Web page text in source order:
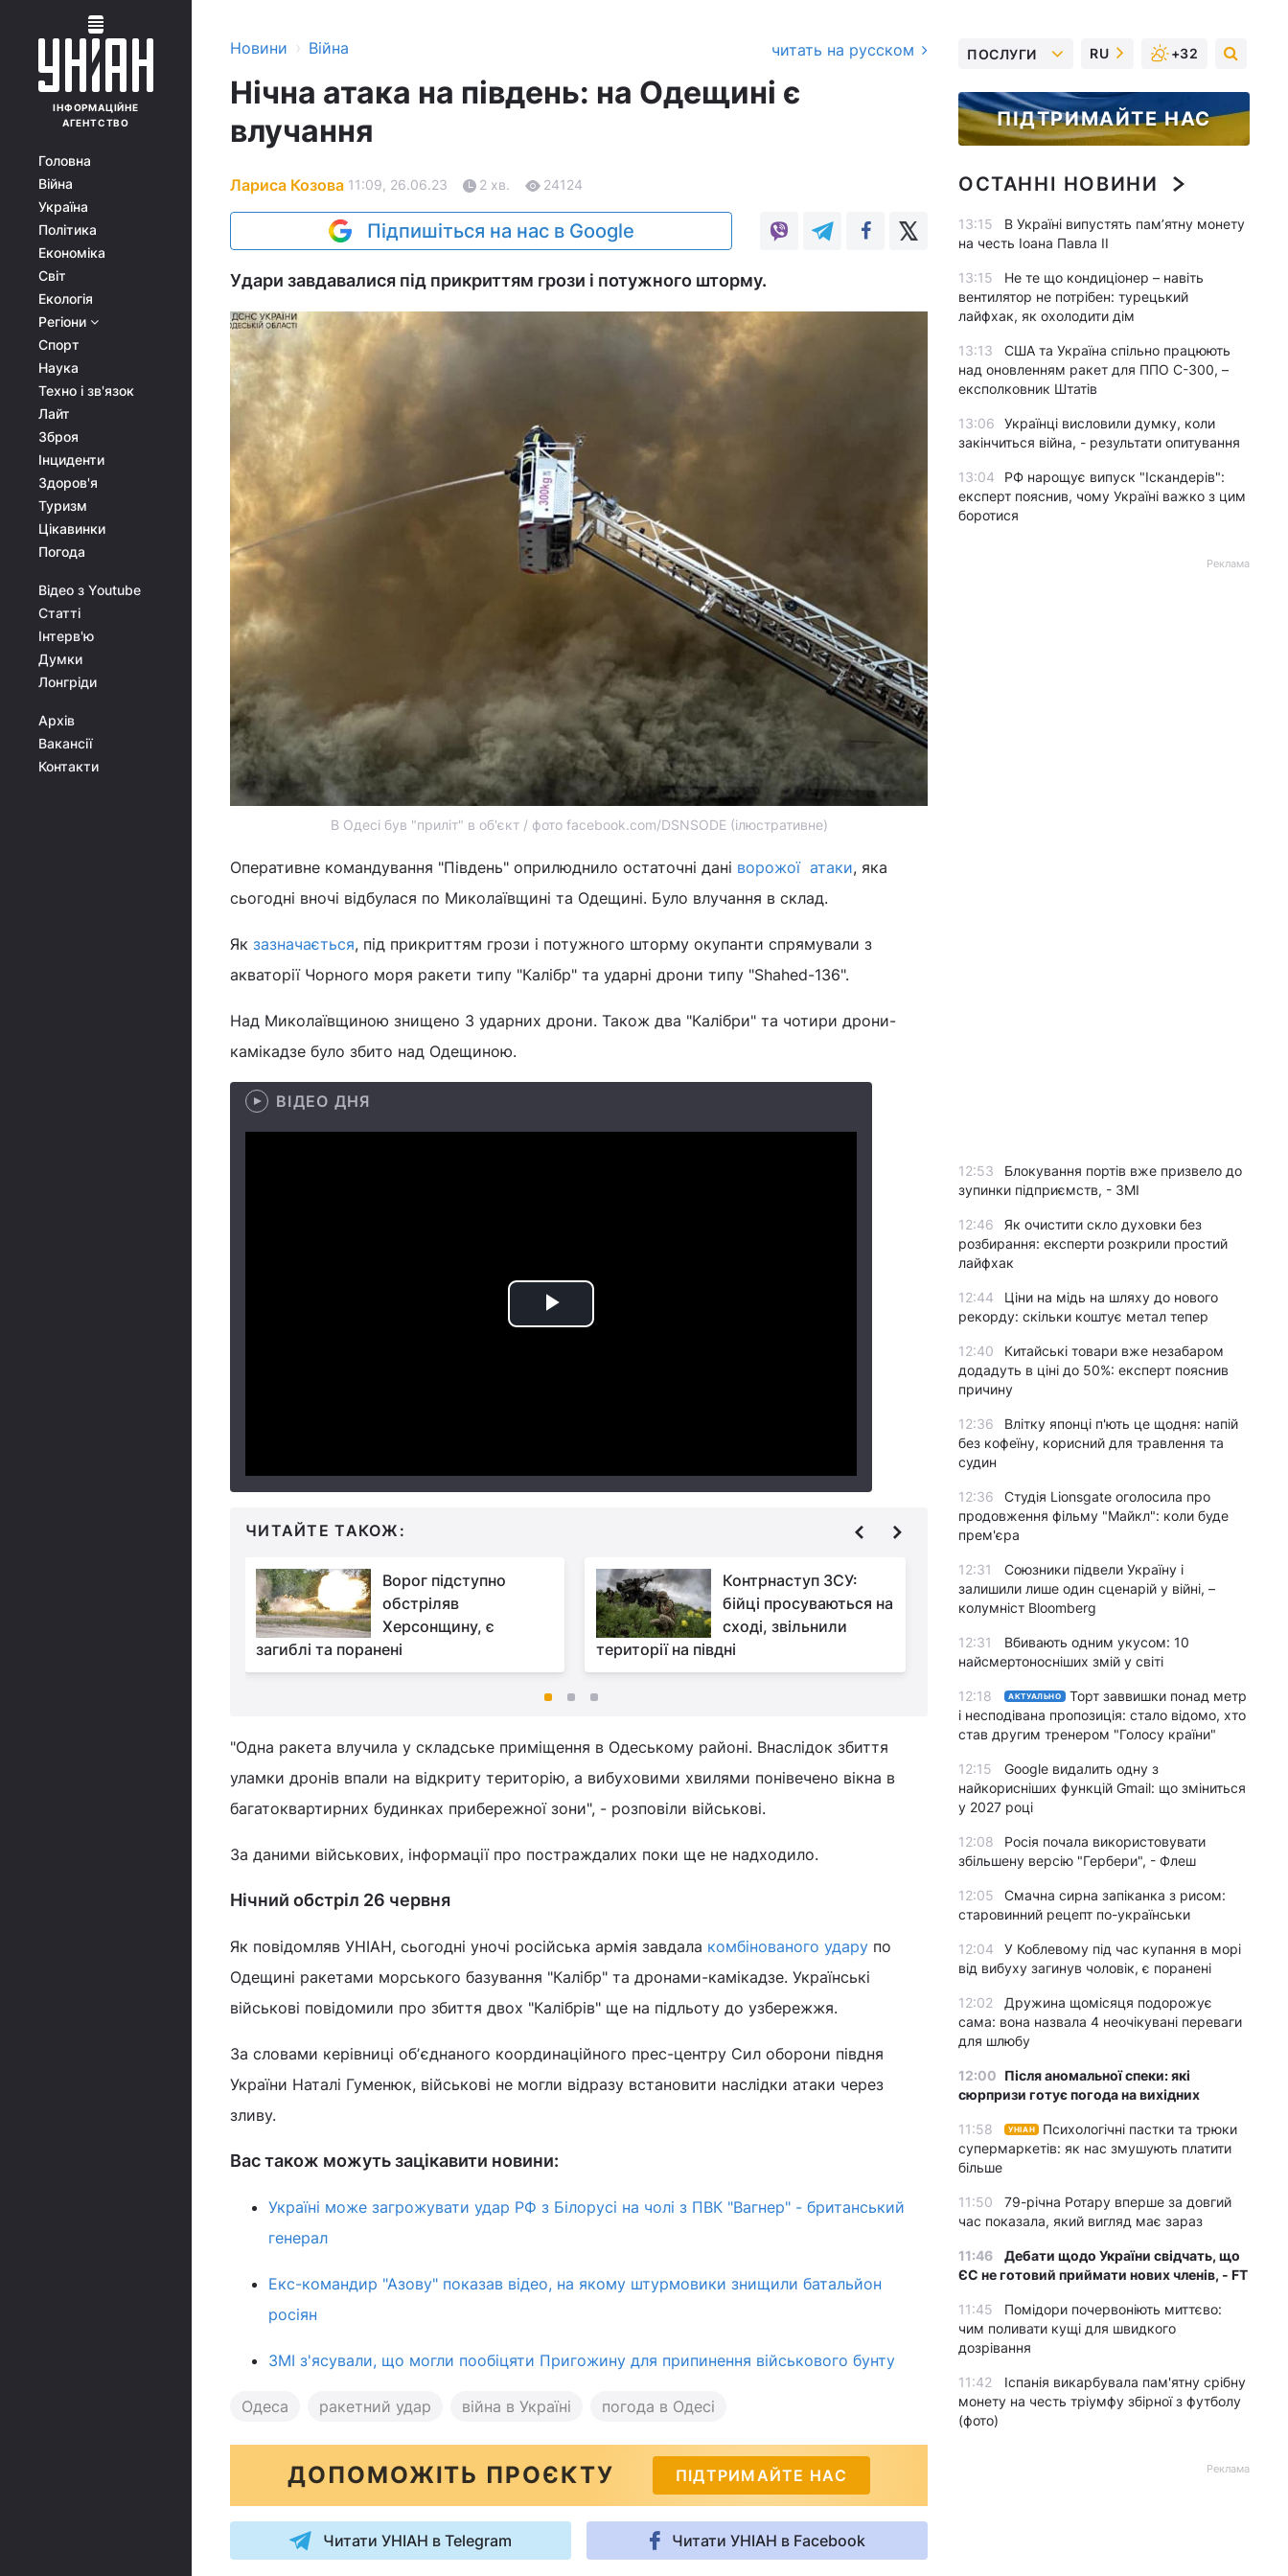
ІНФОРМАЦІЙНЕ
АГЕНТСТВО
Головна
Війна
Україна
Політика
Економіка
Світ
Екологія
Регіони
Спорт
Наука
Техно і зв'язок
Лайт
Зброя
Інциденти
Здоров'я
Туризм
Цікавинки
Погода
Відео з Youtube
Статті
Інтерв'ю
Думки
Лонгріди
Архів
Вакансії
Контакти
Новини › Війна читать на русском
Нічна атака на південь: на Одещині є
влучання
Лариса Козова 11:09, 26.06.23 2 хв. 24124
Підпишіться на нас в Google
Удари завдавалися під прикриттям грози і потужного шторму.
В Одесі був "приліт" в об'єкт / фото facebook.com/DSNSODE (ілюстративне)
Оперативне командування "Південь" оприлюднило остаточні дані ворожої атаки, яка
сьогодні вночі відбулася по Миколаївщині та Одещині. Було влучання в склад.
Як зазначається, під прикриттям грози і потужного шторму окупанти спрямували з
акваторії Чорного моря ракети типу "Калібр" та ударні дрони типу "Shahed-136".
Над Миколаївщиною знищено 3 ударних дрони. Також два "Калібри" та чотири дрони-
камікадзе було збито над Одещиною.
ВІДЕО ДНЯ
Play
ЧИТАЙТЕ ТАКОЖ:
Ворог підступно
обстріляв
Херсонщину, є
загиблі та поранені
Контрнаступ ЗСУ:
бійці просуваються на
сході, звільнили
території на півдні
Окупанти намагалися
наступати на п’яти
зазнали фіаско - Генштаб
"Одна ракета влучила у складське приміщення в Одеському районі. Внаслідок збиття
уламки дронів впали на відкриту територію, а вибуховими хвилями понівечено вікна в
багатоквартирних будинках прибережної зони", - розповіли військові.
За даними військових, інформації про постраждалих поки ще не надходило.
Нічний обстріл 26 червня
Як повідомляв УНІАН, сьогодні уночі російська армія завдала комбінованого удару по
Одещині ракетами морського базування "Калібр" та дронами-камікадзе. Українські
військові повідомили про збиття двох "Калібрів" ще на підльоту до узбережжя.
За словами керівниці обʼєднаного координаційного прес-центру Сил оборони півдня
України Наталі Гуменюк, військові не могли відразу встановити наслідки атаки через
зливу.
Вас також можуть зацікавити новини:
Україні може загрожувати удар РФ з Білорусі на чолі з ПВК "Вагнер" - британський
генерал
Екс-командир "Азову" показав відео, на якому штурмовики знищили батальйон
росіян
ЗМІ з'ясували, що могли пообіцяти Пригожину для припинення військового бунту
Одеса ракетний удар війна в Україні погода в Одесі
ДОПОМОЖІТЬ ПРОЄКТУ ПІДТРИМАЙТЕ НАС
Читати УНІАН в Telegram Читати УНІАН в Facebook
ПОСЛУГИ RU +32
ПІДТРИМАЙТЕ НАС
ОСТАННІ НОВИНИ
13:15
В Україні випустять пам’ятну монету
на честь Іоана Павла II
13:15
Не те що кондиціонер – навіть
вентилятор не потрібен: турецький
лайфхак, як охолодити дім
13:13
США та Україна спільно працюють
над оновленням ракет для ППО С-300, –
експолковник Штатів
13:06
Українці висловили думку, коли
закінчиться війна, - результати опитування
13:04
РФ нарощує випуск "Іскандерів":
експерт пояснив, чому Україні важко з цим
боротися
Реклама
12:53
Блокування портів вже призвело до
зупинки підприємств, - ЗМІ
12:46
Як очистити скло духовки без
розбирання: експерти розкрили простий
лайфхак
12:44
Ціни на мідь на шляху до нового
рекорду: скільки коштує метал тепер
12:40
Китайські товари вже незабаром
додадуть в ціні до 50%: експерт пояснив
причину
12:36
Влітку японці п'ють це щодня: напій
без кофеїну, корисний для травлення та
судин
12:36
Студія Lionsgate оголосила про
продовження фільму "Майкл": коли буде
прем'єра
12:31
Союзники підвели Україну і
залишили лише один сценарій у війні, –
колумніст Bloomberg
12:31
Вбивають одним укусом: 10
найсмертоносніших змій у світі
12:18 АКТУАЛЬНО
Торт заввишки понад метр
і несподівана пропозиція: стало відомо, хто
став другим тренером "Голосу країни"
12:15
Google видалить одну з
найкорисніших функцій Gmail: що зміниться
у 2027 році
12:08
Росія почала використовувати
збільшену версію "Гербери", - Флеш
12:05
Смачна сирна запіканка з рисом:
старовинний рецепт по-українськи
12:04
У Коблевому під час купання в морі
від вибуху загинув чоловік, є поранені
12:02
Дружина щомісяця подорожує
сама: вона назвала 4 неочікувані переваги
для шлюбу
12:00 Після аномальної спеки: які
сюрпризи готує погода на вихідних
11:58 УНІАН
Психологічні пастки та трюки
супермаркетів: як нас змушують платити
більше
11:50
79-річна Ротару вперше за довгий
час показала, який вигляд має зараз
11:46
Дебати щодо України свідчать, що
ЄС не готовий приймати нових членів, - FT
11:45
Помідори почервоніють миттєво:
чим поливати кущі для швидкого
дозрівання
11:42
Іспанія викарбувала пам'ятну срібну
монету на честь тріумфу збірної з футболу
(фото)
Реклама